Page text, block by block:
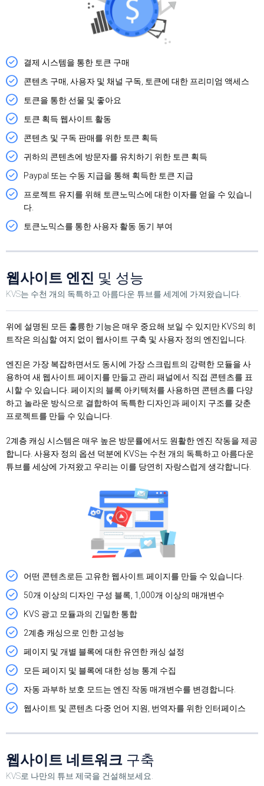
결제 시스템을 통한 토큰 구매
콘텐츠 구매, 사용자 및 채널 구독, 토큰에 대한 프리미엄 액세스
토큰을 통한 선물 및 좋아요
토큰 획득 웹사이트 활동
콘텐츠 및 구독 판매를 위한 토큰 획득
귀하의 콘텐츠에 방문자를 유치하기 위한 토큰 획득
Paypal 또는 수동 지급을 통해 획득한 토큰 지급
프로젝트 유지를 위해 토큰노믹스에 대한 이자를 얻을 수 있습니
다.
토큰노믹스를 통한 사용자 활동 동기 부여
웹사이트 엔진 및 성능
KVS는 수천 개의 독특하고 아름다운 튜브를 세계에 가져왔습니다.
위에 설명된 모든 훌륭한 기능은 매우 중요해 보일 수 있지만 KVS의 히
트작은 의심할 여지 없이 웹사이트 구축 및 사용자 정의 엔진입니다.
엔진은 가장 복잡하면서도 동시에 가장 스크립트의 강력한 모듈을 사
용하여 새 웹사이트 페이지를 만들고 관리 패널에서 직접 콘텐츠를 표
시할 수 있습니다. 페이지의 블록 아키텍처를 사용하면 콘텐츠를 다양
하고 놀라운 방식으로 결합하여 독특한 디자인과 페이지 구조를 갖춘
프로젝트를 만들 수 있습니다.
2계층 캐싱 시스템은 매우 높은 방문률에서도 원활한 엔진 작동을 제공
합니다. 사용자 정의 옵션 덕분에 KVS는 수천 개의 독특하고 아름다운
튜브를 세상에 가져왔고 우리는 이를 당연히 자랑스럽게 생각합니다.
어떤 콘텐츠로든 고유한 웹사이트 페이지를 만들 수 있습니다.
50개 이상의 디자인 구성 블록, 1,000개 이상의 매개변수
KVS 광고 모듈과의 긴밀한 통합
2계층 캐싱으로 인한 고성능
페이지 및 개별 블록에 대한 유연한 캐싱 설정
모든 페이지 및 블록에 대한 성능 통계 수집
자동 과부하 보호 모드는 엔진 작동 매개변수를 변경합니다.
웹사이트 및 콘텐츠 다중 언어 지원, 번역자를 위한 인터페이스
웹사이트 네트워크 구축
KVS로 나만의 튜브 제국을 건설해보세요.